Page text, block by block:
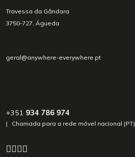
Travessa da Gândara
3750-727, Águeda
geral@anywhere-everywhere.pt
+351 934 786 974
| Chamada para a rede móvel nacional (PT)